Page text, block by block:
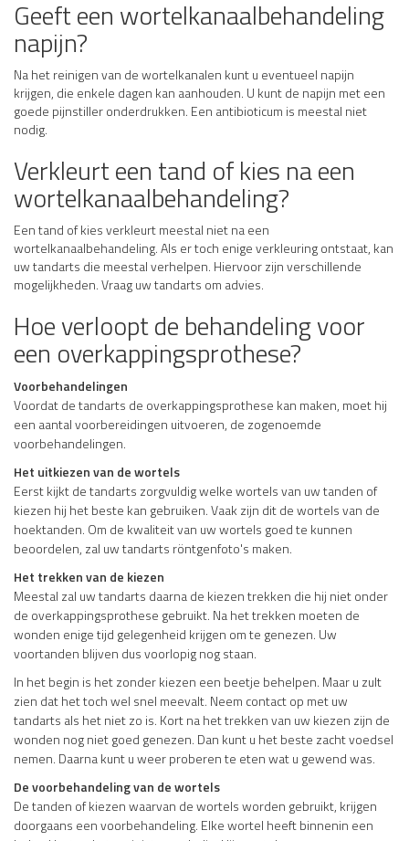
Geeft een wortelkanaalbehandeling
napijn?
Na het reinigen van de wortelkanalen kunt u eventueel napijn
krijgen, die enkele dagen kan aanhouden. U kunt de napijn met een
goede pijnstiller onderdrukken. Een antibioticum is meestal niet
nodig.
Verkleurt een tand of kies na een
wortelkanaalbehandeling?
Een tand of kies verkleurt meestal niet na een
wortelkanaalbehandeling. Als er toch enige verkleuring ontstaat, kan
uw tandarts die meestal verhelpen. Hiervoor zijn verschillende
mogelijkheden. Vraag uw tandarts om advies.
Hoe verloopt de behandeling voor
een overkappingsprothese?
Voorbehandelingen
Voordat de tandarts de overkappingsprothese kan maken, moet hij
een aantal voorbereidingen uitvoeren, de zogenoemde
voorbehandelingen.
Het uitkiezen van de wortels
Eerst kijkt de tandarts zorgvuldig welke wortels van uw tanden of
kiezen hij het beste kan gebruiken. Vaak zijn dit de wortels van de
hoektanden. Om de kwaliteit van uw wortels goed te kunnen
beoordelen, zal uw tandarts röntgenfoto's maken.
Het trekken van de kiezen
Meestal zal uw tandarts daarna de kiezen trekken die hij niet onder
de overkappingsprothese gebruikt. Na het trekken moeten de
wonden enige tijd gelegenheid krijgen om te genezen. Uw
voortanden blijven dus voorlopig nog staan.
In het begin is het zonder kiezen een beetje behelpen. Maar u zult
zien dat het toch wel snel meevalt. Neem contact op met uw
tandarts als het niet zo is. Kort na het trekken van uw kiezen zijn de
wonden nog niet goed genezen. Dan kunt u het beste zacht voedsel
nemen. Daarna kunt u weer proberen te eten wat u gewend was.
De voorbehandeling van de wortels
De tanden of kiezen waarvan de wortels worden gebruikt, krijgen
doorgaans een voorbehandeling. Elke wortel heeft binnenin een